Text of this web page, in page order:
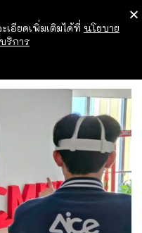
อียดเพิ่มเติมได้ที่ นโยบาย
ริการ